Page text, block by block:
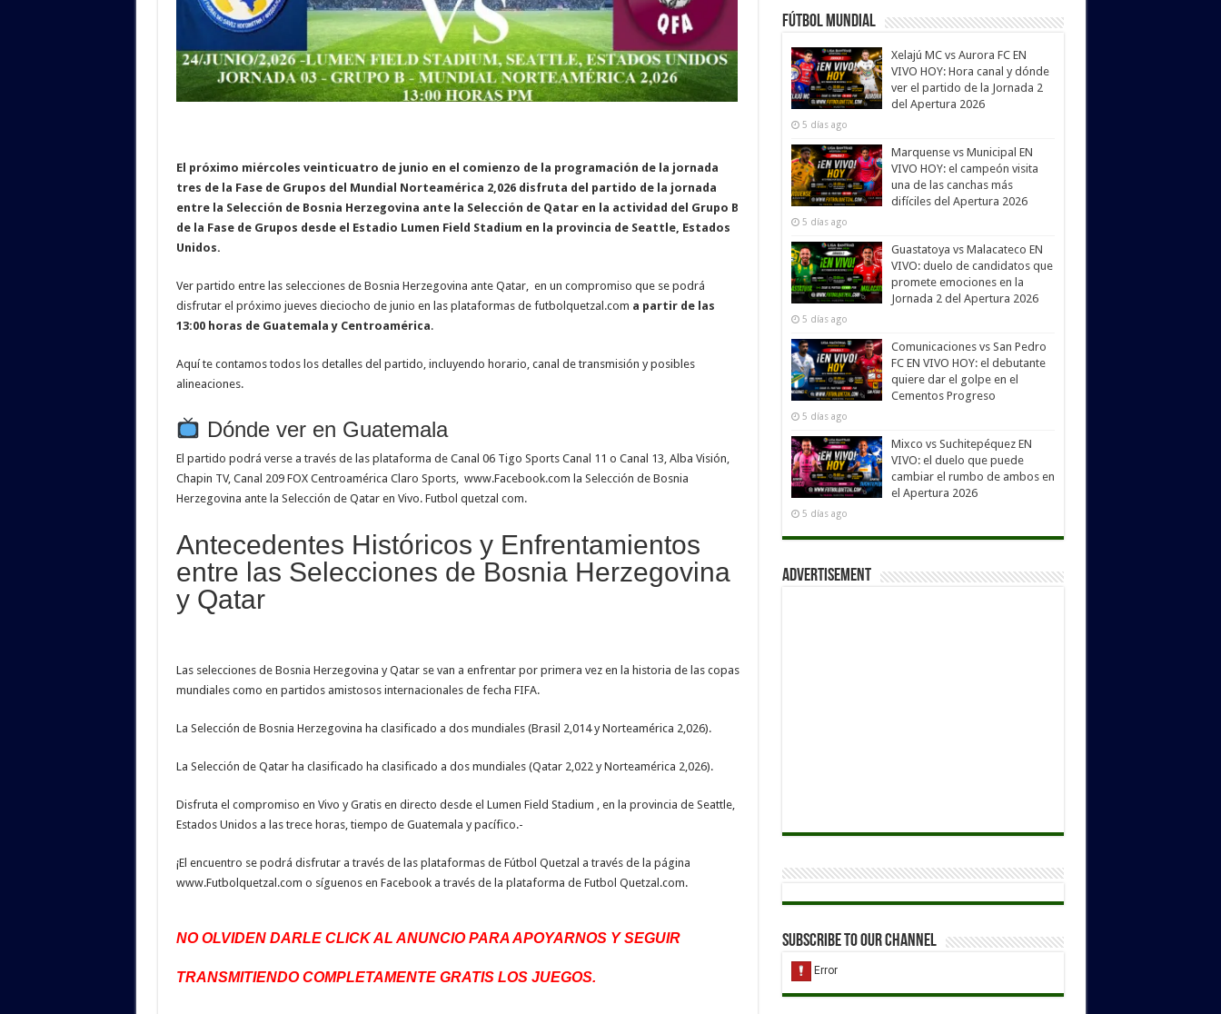
El próximo miércoles veinticuatro de junio en el comienzo de la programación de la jornada
tres de la Fase de Grupos del Mundial Norteamérica 2,026 disfruta del partido de la jornada
entre la Selección de Bosnia Herzegovina ante la Selección de Qatar en la actividad del Grupo B
de la Fase de Grupos desde el Estadio Lumen Field Stadium en la provincia de Seattle, Estados
Unidos.
Ver partido entre las selecciones de Bosnia Herzegovina ante Qatar, en un compromiso que se podrá
disfrutar el próximo jueves dieciocho de junio en las plataformas de futbolquetzal.com a partir de las
13:00 horas de Guatemala y Centroamérica.
Aquí te contamos todos los detalles del partido, incluyendo horario, canal de transmisión y posibles
alineaciones.
Dónde ver en Guatemala
El partido podrá verse a través de las plataforma de Canal 06 Tigo Sports Canal 11 o Canal 13, Alba Visión,
Chapin TV, Canal 209 FOX Centroamérica Claro Sports, www.Facebook.com la Selección de Bosnia
Herzegovina ante la Selección de Qatar en Vivo. Futbol quetzal com.
Antecedentes Históricos y Enfrentamientos
entre las Selecciones de Bosnia Herzegovina
y Qatar
Las selecciones de Bosnia Herzegovina y Qatar se van a enfrentar por primera vez en la historia de las copas
mundiales como en partidos amistosos internacionales de fecha FIFA.
La Selección de Bosnia Herzegovina ha clasificado a dos mundiales (Brasil 2,014 y Norteamérica 2,026).
La Selección de Qatar ha clasificado ha clasificado a dos mundiales (Qatar 2,022 y Norteamérica 2,026).
Disfruta el compromiso en Vivo y Gratis en directo desde el Lumen Field Stadium , en la provincia de Seattle,
Estados Unidos a las trece horas, tiempo de Guatemala y pacífico.-
¡El encuentro se podrá disfrutar a través de las plataformas de Fútbol Quetzal a través de la página
www.Futbolquetzal.com o síguenos en Facebook a través de la plataforma de Futbol Quetzal.com.
NO OLVIDEN DARLE CLICK AL ANUNCIO PARA APOYARNOS Y SEGUIR
TRANSMITIENDO COMPLETAMENTE GRATIS LOS JUEGOS.
Fútbol Mundial
Xelajú MC vs Aurora FC EN
VIVO HOY: Hora canal y dónde
ver el partido de la Jornada 2
del Apertura 2026
5 días ago
Marquense vs Municipal EN
VIVO HOY: el campeón visita
una de las canchas más
difíciles del Apertura 2026
5 días ago
Guastatoya vs Malacateco EN
VIVO: duelo de candidatos que
promete emociones en la
Jornada 2 del Apertura 2026
5 días ago
Comunicaciones vs San Pedro
FC EN VIVO HOY: el debutante
quiere dar el golpe en el
Cementos Progreso
5 días ago
Mixco vs Suchitepéquez EN
VIVO: el duelo que puede
cambiar el rumbo de ambos en
el Apertura 2026
5 días ago
Advertisement
Subscribe to our Channel